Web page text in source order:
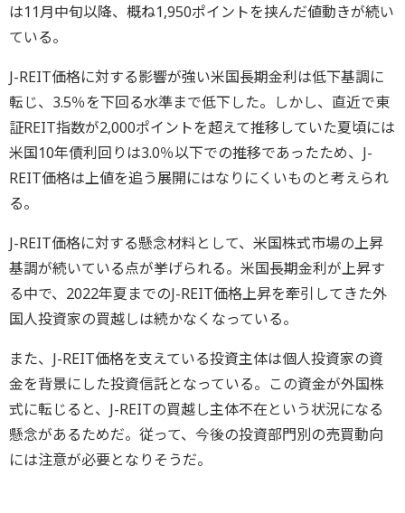
は11月中旬以降、概ね1,950ポイントを挟んだ値動きが続い
ている。
J-REIT価格に対する影響が強い米国長期金利は低下基調に
転じ、3.5％を下回る水準まで低下した。しかし、直近で東
証REIT指数が2,000ポイントを超えて推移していた夏頃には
米国10年債利回りは3.0％以下での推移であったため、J-
REIT価格は上値を追う展開にはなりにくいものと考えられ
る。
J-REIT価格に対する懸念材料として、米国株式市場の上昇
基調が続いている点が挙げられる。米国長期金利が上昇す
る中で、2022年夏までのJ-REIT価格上昇を牽引してきた外
国人投資家の買越しは続かなくなっている。
また、J-REIT価格を支えている投資主体は個人投資家の資
金を背景にした投資信託となっている。この資金が外国株
式に転じると、J-REITの買越し主体不在という状況になる
懸念があるためだ。従って、今後の投資部門別の売買動向
には注意が必要となりそうだ。